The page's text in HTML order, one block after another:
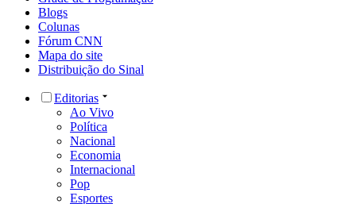
Blogs
Colunas
Fórum CNN
Mapa do site
Distribuição do Sinal
Editorias
Ao Vivo
Política
Nacional
Economia
Internacional
Pop
Esportes